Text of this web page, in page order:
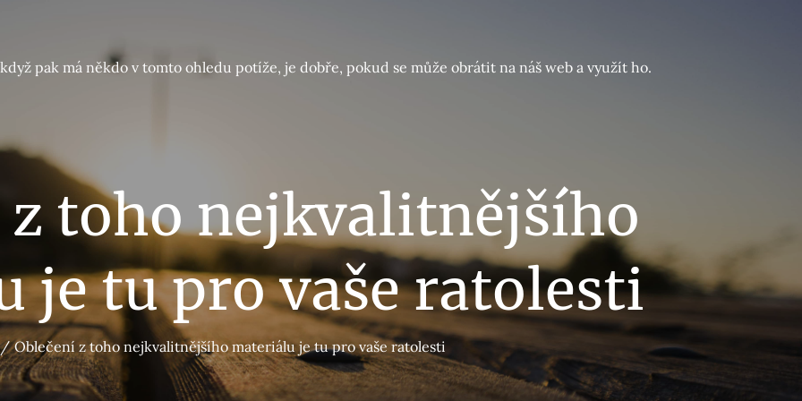
pak má někdo v tomto ohledu potíže, je dobře, pokud se může obrátit na náš web a využít ho.
z toho nejkvalitnějšího
je tu pro vaše ratolesti
Oblečení z toho nejkvalitnějšího materiálu je tu pro vaše ratolesti